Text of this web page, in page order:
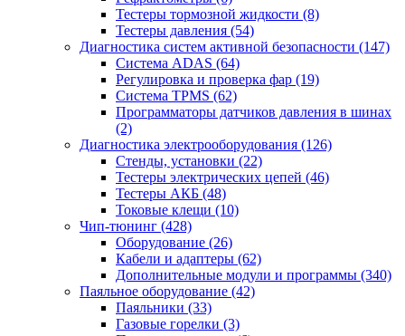
Тестеры тормозной жидкости (8)
Тестеры давления (54)
Диагностика систем активной безопасности (147)
Система ADAS (64)
Регулировка и проверка фар (19)
Система TPMS (62)
Программаторы датчиков давления в шинах
(2)
Диагностика электрооборудования (126)
Стенды, установки (22)
Тестеры электрических цепей (46)
Тестеры АКБ (48)
Токовые клещи (10)
Чип-тюнинг (428)
Оборудование (26)
Кабели и адаптеры (62)
Дополнительные модули и программы (340)
Паяльное оборудование (42)
Паяльники (33)
Газовые горелки (3)